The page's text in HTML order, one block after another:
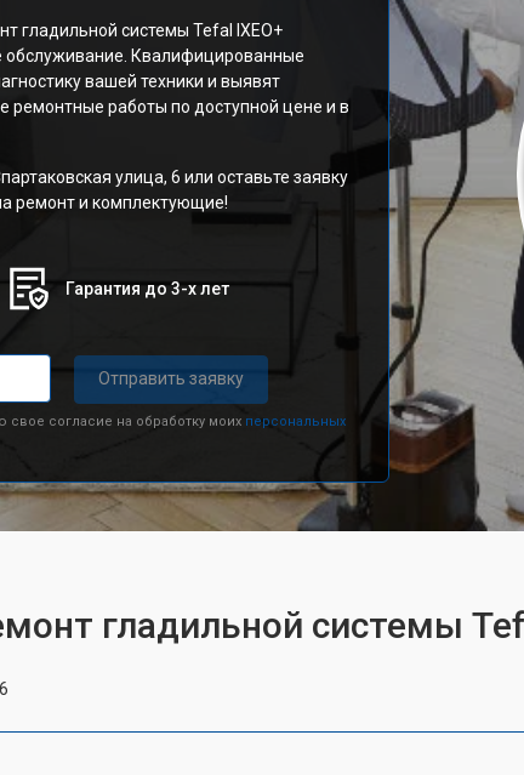
гладильной системы Tefal IXEO+
обслуживание. Квалифицированные
вашей техники и выявят
ремонтные работы по доступной цене и в
улица, 6 или оставьте заявку
ремонт и комплектующие!
Гарантия до 3-х лет
Отправить заявку
свое согласие на обработку моих персональных
гладильной системы